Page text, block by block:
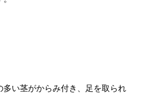
い茎がからみ付き、足を取られ